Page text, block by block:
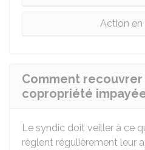
Action en
Comment
copropriété
Le syndic doit veiller à ce
règlent régulièrement leur